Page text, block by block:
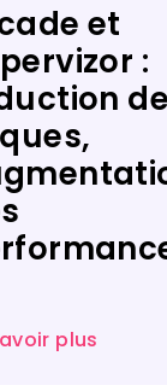
et
:
plus